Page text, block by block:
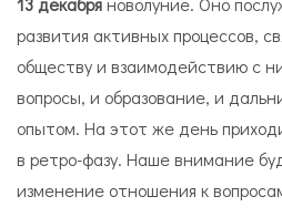
развития активных процессов,
обществу и взаимодействию с
вопросы, и образование, и
опытом. На этот же день
в ретро-фазу. Наше внимание
изменение отношения к